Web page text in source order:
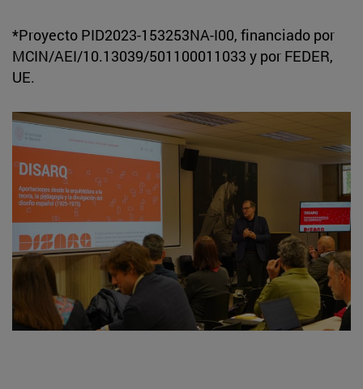
*Proyecto PID2023-153253NA-I00, financiado por
MCIN/AEI/10.13039/501100011033 y por FEDER,
UE.